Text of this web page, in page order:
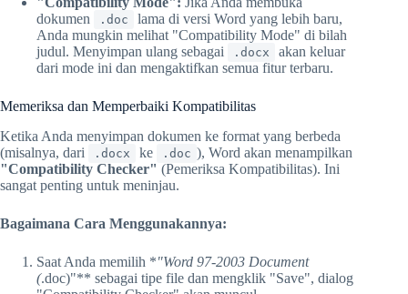
dokumen
.doc
lama di versi Word yang lebih baru,
Anda mungkin melihat "Compatibility Mode" di bilah
judul. Menyimpan ulang sebagai
.docx
akan keluar
dari mode ini dan mengaktifkan semua fitur terbaru.
Memeriksa dan Memperbaiki Kompatibilitas
Ketika Anda menyimpan dokumen ke format yang berbeda
(misalnya, dari
.docx ke .doc ), Word akan menampilkan
"Compatibility Checker" (Pemeriksa Kompatibilitas). Ini
sangat penting untuk meninjau.
Bagaimana Cara Menggunakannya:
Saat Anda memilih *"Word 97-2003 Document
(.doc)"** sebagai tipe file dan mengklik "Save", dialog